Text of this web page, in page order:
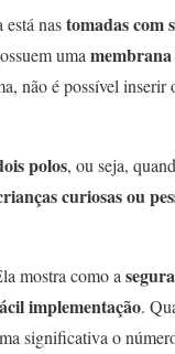
nastomadas com
uma
não é possível inserir
polos, ou seja,
curiosas ou
mostra como a
implementação.
significativa o